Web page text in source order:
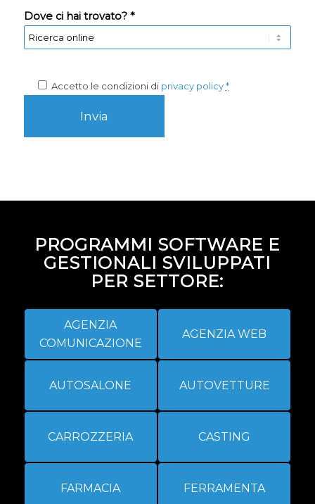
Dove ci hai trovato? *
Accetto le condizioni di privacy policy *
PROGRAMMI SOFTWARE E
GESTIONALI SVILUPPATI
PER SETTORE:
AGENZIA
COMUNICAZIONE
AGENZIA WEB
AUTOSALONE AUTOVETTURE
CARROZZERIA CASTING
FARMACIA FERRAMENTA